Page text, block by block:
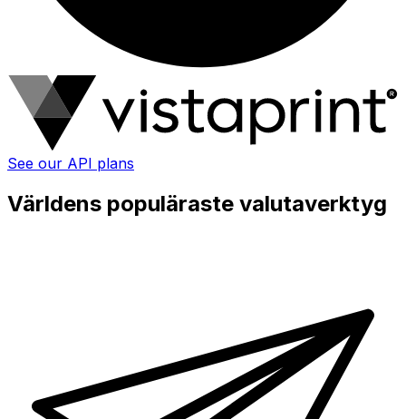
See our API plans
Världens populäraste valutaverktyg